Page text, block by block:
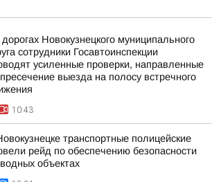
Новокузнецкого муниципального
сотрудники Госавтоинспекции
усиленные проверки, направленные
выезда на полосу встречного
10:43
транспортные полицейские
рейд по обеспечению безопасности
объектах